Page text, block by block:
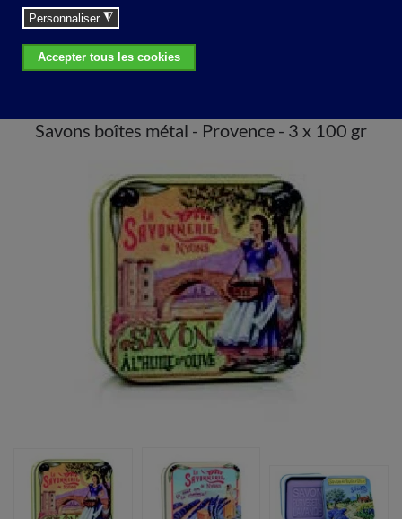
Home De saison
3 x 100 gr
Savons boîtes métal - Provence - 3 x 100 gr